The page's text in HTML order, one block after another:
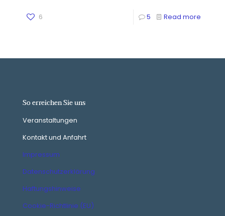
6 5 Read more
So erreichen Sie uns
Veranstaltungen
Kontakt und Anfahrt
Impressum
Datenschutzerklärung
Haftungshinweise
Cookie-Richtlinie (EU)